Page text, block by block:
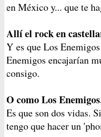
en México y... que te
Allí el rock en
Y es que Los
Enemigos encajarían
consigo.
O como Los
Es que son dos vidas.
tengo que hacer un